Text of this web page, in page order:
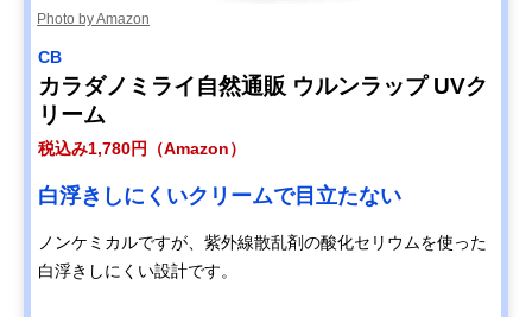
Photo by Amazon
CB
カラダノミライ自然通販 ウルンラップ UVク
リーム
税込み1,780円（Amazon）
白浮きしにくいクリームで目立たない
ノンケミカルですが、紫外線散乱剤の酸化セリウムを使った
白浮きしにくい設計です。